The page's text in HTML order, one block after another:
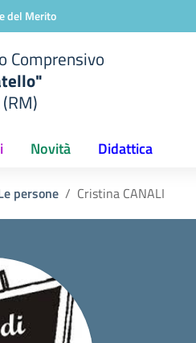
del Merito
Comprensivo
Novità Didattica
persone Cristina CANALI